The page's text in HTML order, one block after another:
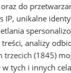
do
IP, unikalne
analizy
trzecich (1845)
tych i innych